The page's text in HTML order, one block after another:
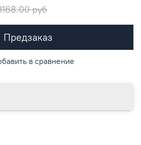
руб
Предзаказ
в сравнение